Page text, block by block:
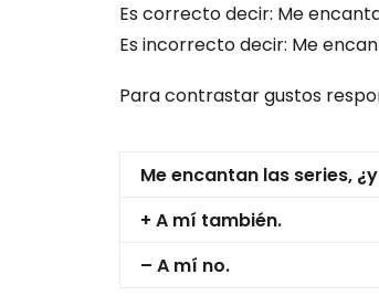
Es correcto decir: Me
Es incorrecto decir: Me
Para contrastar gustos
Me encantan las series,
+ A mí también.
– A mí no.